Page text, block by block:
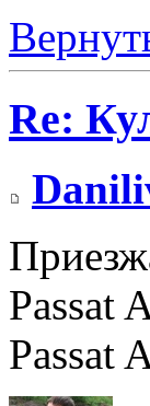
Re:
Passat
Passat